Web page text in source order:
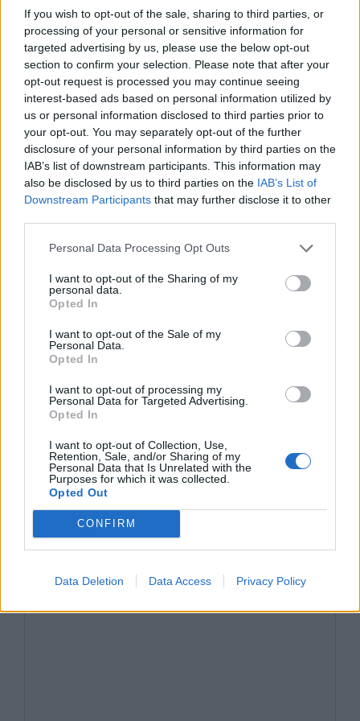
If you wish to opt-out of the sale, sharing to third parties, or
processing of your personal or sensitive information for
targeted advertising by us, please use the below opt-out
section to confirm your selection. Please note that after your
opt-out request is processed you may continue seeing
interest-based ads based on personal information utilized by
us or personal information disclosed to third parties prior to
your opt-out. You may separately opt-out of the further
disclosure of your personal information by third parties on the
IAB’s list of downstream participants. This information may
also be disclosed by us to third parties on the IAB’s List of
Downstream Participants that may further disclose it to other
Personal Data Processing Opt Outs
I want to opt-out of the Sharing of my
personal data.
Opted In
I want to opt-out of the Sale of my
Personal Data.
Opted In
I want to opt-out of processing my
Personal Data for Targeted Advertising.
Opted In
I want to opt-out of Collection, Use,
Retention, Sale, and/or Sharing of my
Personal Data that Is Unrelated with the
Purposes for which it was collected.
Opted Out
CONFIRM
Data Deletion Data Access Privacy Policy
„Lilla Weneda” jest więc dramatem
romantycznym i opiera się na cechach
skonstruowanych na przeciwnościach w
stosunku do teatru antycznego. Jest to
forma charakterystyczna dla epoki, w
czasach których żył i tworzył jej autor, czyli
Juliusz Słowacki.
Lilla Weneda – szczegółowy plan
wydarzeń
Lilla Weneda – streszczenie
Lilla Weneda – charakterystyka
Kategorie
Tagi
Lilla Weneda - opracowanie
Jak można zinterpretować zakończenie
Lilli Wenedy?
Żona modna – interpretacja i morał
Dodaj komentarz
Komentarz